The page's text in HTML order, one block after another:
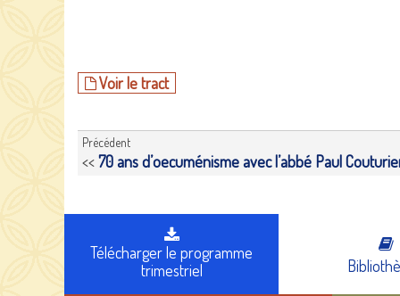
Voir le tract
Précédent
<<70 ans d’oecuménisme avec l’abbé Paul
Télécharger le programme
trimestriel